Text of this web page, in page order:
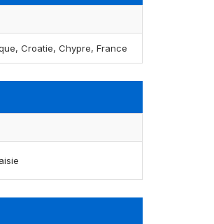
Croatie, Chypre, France